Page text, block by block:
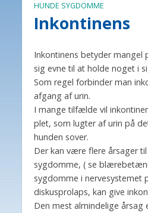
HUNDE SYGDOMME
Inkontinens
Inkontinens betyder mangel
sig evne til at holde noget i
Som regel forbinder man
afgang af urin.
I mange tilfælde vil
plet, som lugter af urin på
hunden sover.
Der kan være flere årsager
sygdomme, ( se
sygdomme i nervesystemet
diskusprolaps, kan give
Den mest almindelige årsag